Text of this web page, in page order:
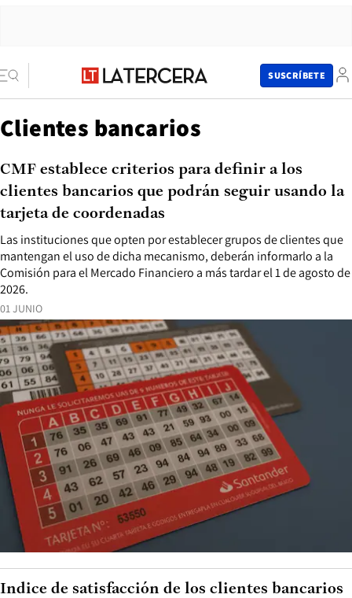
SUSCRÍBETE
Clientes bancarios
01 JUNIO
Las instituciones que opten por establecer grupos de clientes que
mantengan el uso de dicha mecanismo, deberán informarlo a la
Comisión para el Mercado Financiero a más tardar el 1 de agosto de
2026.
CMF establece criterios para definir a los
clientes bancarios que podrán seguir usando la
tarjeta de coordenadas
Indice de satisfacción de los clientes bancarios